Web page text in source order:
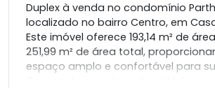
Duplex à venda no condomínio
localizado no bairro Centro, em
Este imóvel oferece 193,14 m² de
251,99 m² de área total,
espaço amplo e confortável para